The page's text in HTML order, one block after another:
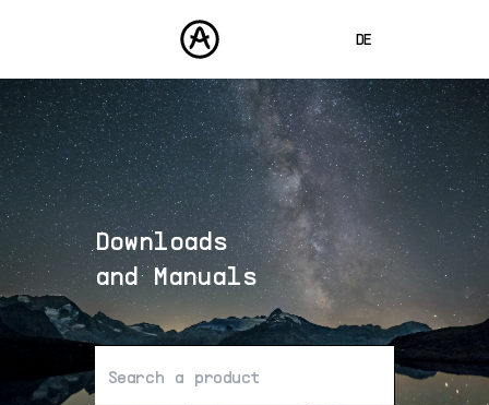
DE
ENGLISH
FRANÇAIS
ESPAÑOL
日本語
中文
PRODUKTE
SOUNDS
STORE
COMMUNITY
SUPPORT
Downloads
and Manuals